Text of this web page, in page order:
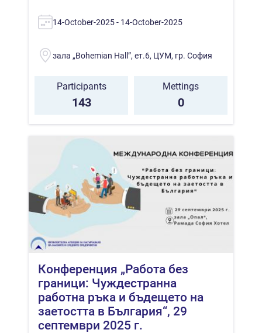
14-October-2025 - 14-October-2025
зала „Bohemian Hall”, ет.6, ЦУМ, гр. София
Participants
143
Mettings
0
Конференция „Работа без
граници: Чуждестранна
работна ръка и бъдещето на
заетостта в България“, 29
септември 2025 г.